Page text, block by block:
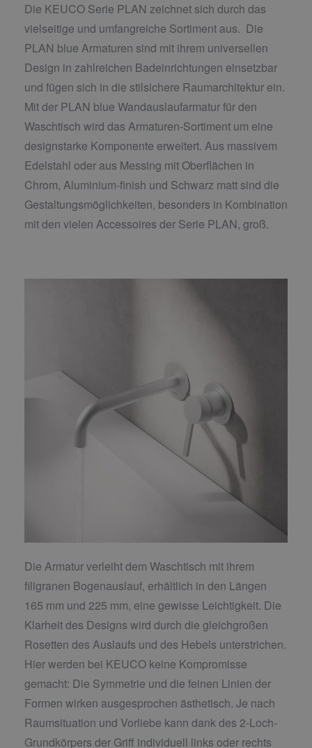
Die KEUCO Serie PLAN zeichnet sich durch das
vielseitige und umfangreiche Sortiment aus. Die
PLAN blue Armaturen sind mit ihrem universellen
Design in zahlreichen Badeinrichtungen einsetzbar
und fügen sich in die stilsichere Raumarchitektur ein.
Mit der PLAN blue Wandauslaufarmatur für den
Waschtisch wird das Armaturen-Sortiment um eine
designstarke Komponente erweitert. Aus massivem
Edelstahl oder aus Messing mit Oberflächen in
Chrom, Aluminium-finish und Schwarz matt sind die
Gestaltungsmöglichkeiten, besonders in Kombination
mit den vielen Accessoires der Serie PLAN, groß.
Die Armatur verleiht dem Waschtisch mit ihrem
filigranen Bogenauslauf, erhältlich in den Längen
165 mm und 225 mm, eine gewisse Leichtigkeit. Die
Klarheit des Designs wird durch die gleichgroßen
Rosetten des Auslaufs und des Hebels unterstrichen.
Hier werden bei KEUCO keine Kompromisse
gemacht: Die Symmetrie und die feinen Linien der
Formen wirken ausgesprochen ästhetisch. Je nach
Raumsituation und Vorliebe kann dank des 2-Loch-
Grundkörpers der Griff individuell links oder rechts